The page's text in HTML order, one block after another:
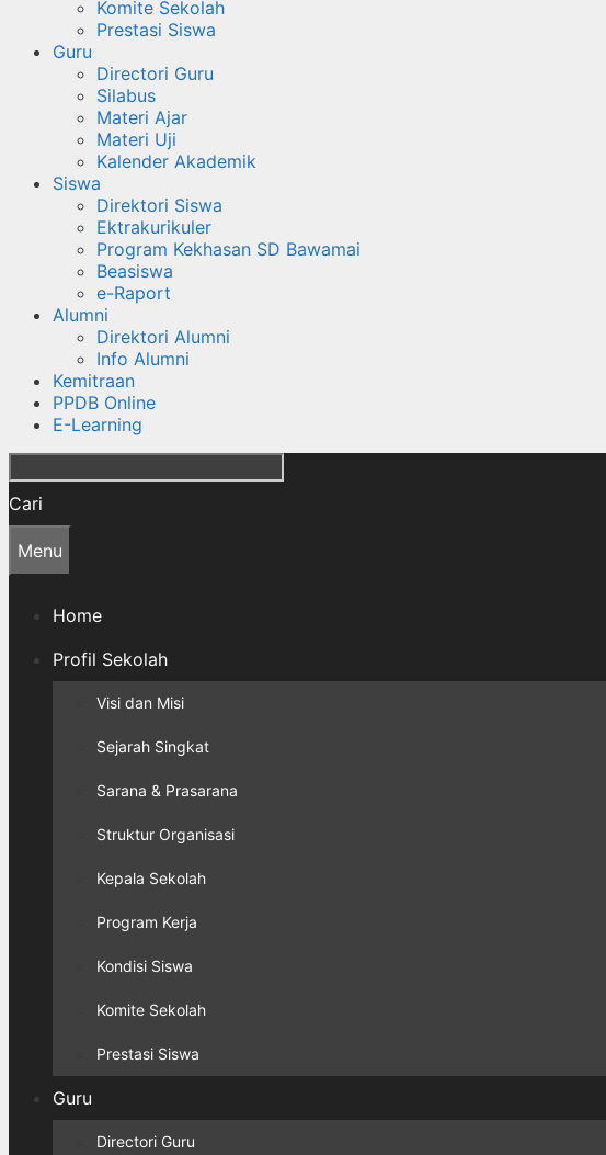
Komite Sekolah
Prestasi Siswa
Guru
Directori Guru
Silabus
Materi Ajar
Materi Uji
Kalender Akademik
Siswa
Direktori Siswa
Ektrakurikuler
Program Kekhasan SD Bawamai
Beasiswa
e-Raport
Alumni
Direktori Alumni
Info Alumni
Kemitraan
PPDB Online
E-Learning
Cari
Menu
Home
Profil Sekolah
Visi dan Misi
Sejarah Singkat
Sarana & Prasarana
Struktur Organisasi
Kepala Sekolah
Program Kerja
Kondisi Siswa
Komite Sekolah
Prestasi Siswa
Guru
Directori Guru